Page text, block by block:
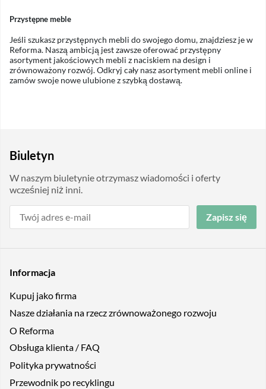
Przystępne meble
Jeśli szukasz przystępnych mebli do swojego domu, znajdziesz je w
Reforma. Naszą ambicją jest zawsze oferować przystępny
asortyment jakościowych mebli z naciskiem na design i
zrównoważony rozwój. Odkryj cały nasz asortyment mebli online i
zamów swoje nowe ulubione z szybką dostawą.
Biuletyn
W naszym biuletynie otrzymasz wiadomości i oferty
wcześniej niż inni.
Zapisz się
Informacja
Kupuj jako firma
Nasze działania na rzecz zrównoważonego rozwoju
O Reforma
Obsługa klienta / FAQ
Polityka prywatności
Przewodnik po recyklingu